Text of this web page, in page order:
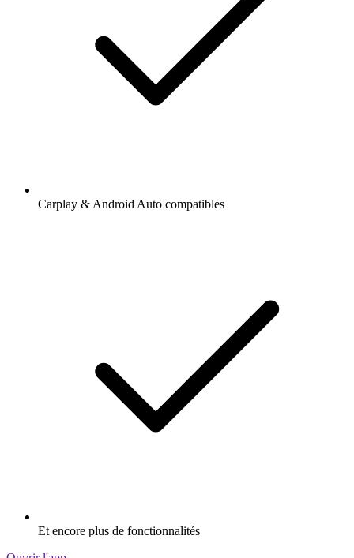
Carplay & Android Auto compatibles
Et encore plus de fonctionnalités